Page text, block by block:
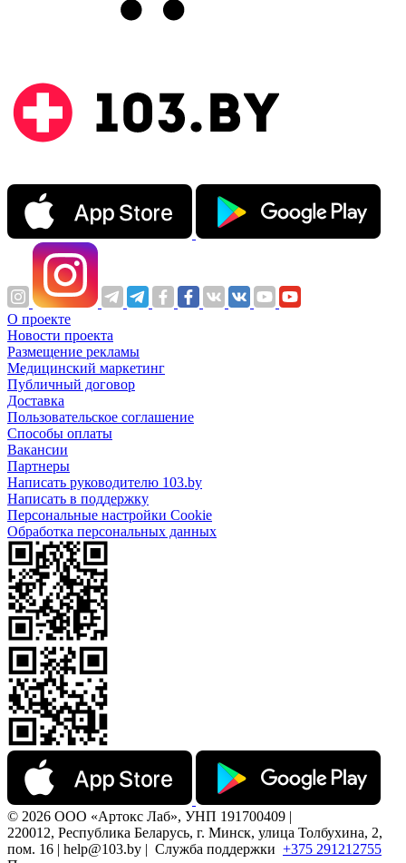
О проекте
Новости проекта
Размещение рекламы
Медицинский маркетинг
Публичный договор
Доставка
Пользовательское соглашение
Способы оплаты
Вакансии
Партнеры
Написать руководителю 103.by
Написать в поддержку
Персональные настройки Cookie
Обработка персональных данных
© 2026 ООО «Артокс Лаб», УНП 191700409 |
220012, Республика Беларусь, г. Минск, улица Толбухина, 2,
пом. 16 | help@103.by | Служба поддержки +375 291212755